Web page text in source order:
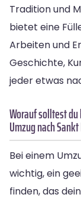
Tradition und
bietet eine
Arbeiten und
Geschichte,
jeder etwas
Worauf solltest
Umzug nach
Bei einem
wichtig, ein
finden, das